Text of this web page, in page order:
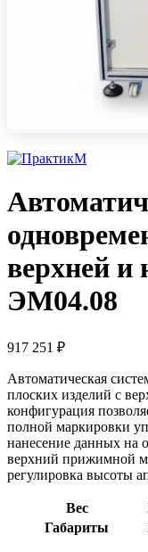
верхней и
ЭМ04.08
917 251 ₽
Автоматическая
плоских изделий с
конфигурация
полной маркировки
нанесение данных на
верхний прижимной
регулировка высоты
Вес
Габариты